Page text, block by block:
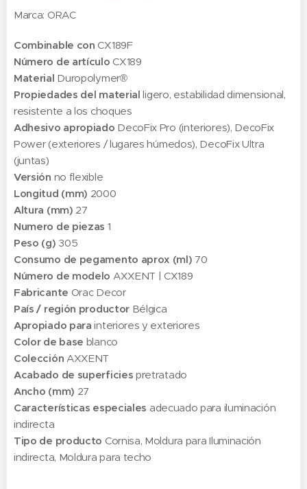
Marca: ORAC
Combinable con CX189F
Número de artículo CX189
Material Duropolymer®
Propiedades del material ligero, estabilidad dimensional,
resistente a los choques
Adhesivo apropiado DecoFix Pro (interiores), DecoFix
Power (exteriores / lugares húmedos), DecoFix Ultra
(juntas)
Versión no flexible
Longitud (mm) 2000
Altura (mm) 27
Numero de piezas 1
Peso (g) 305
Consumo de pegamento aprox (ml) 70
Número de modelo AXXENT | CX189
Fabricante Orac Decor
País / región productor Bélgica
Apropiado para interiores y exteriores
Color de base blanco
Colección AXXENT
Acabado de superficies pretratado
Ancho (mm) 27
Características especiales adecuado para iluminación
indirecta
Tipo de producto Cornisa, Moldura para Iluminación
indirecta, Moldura para techo